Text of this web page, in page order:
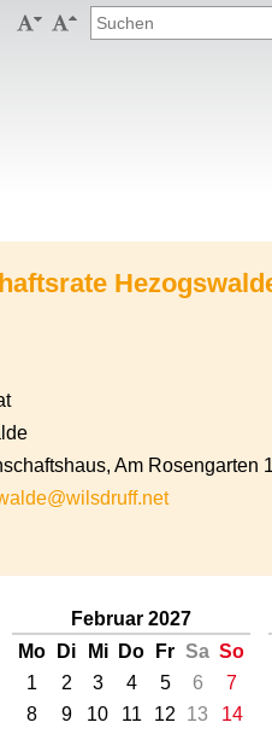
 
Am Rosengarten
Februar 2027
Mo
Di Mi Do Fr Sa So
1
2 3 4 5 6
7
8
9 10 11 12 13
14